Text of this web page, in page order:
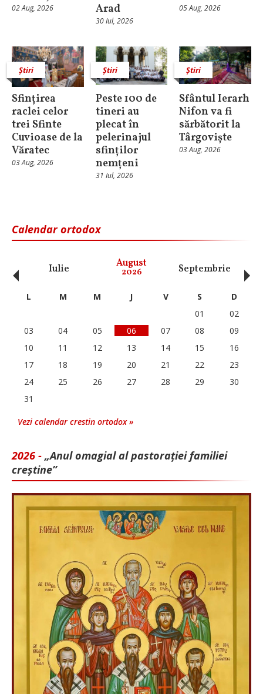
02 Aug, 2026
Arad
30 Iul, 2026
05 Aug, 2026
Știri
Sfințirea
raclei celor
trei Sfinte
Cuvioase de la
Văratec
03 Aug, 2026
Știri
Peste 100 de
tineri au
plecat în
pelerinajul
sfinților
nemțeni
31 Iul, 2026
Știri
Sfântul Ierarh
Nifon va fi
sărbătorit la
Târgoviște
03 Aug, 2026
Calendar ortodox
Iulie August
2026 Septembrie
‹ L M M J V S
D
01
02
03
04 05 06 07 08
09
10
11 12 13 14 15
16
17
18 19 20 21 22
23
24
25 26 27 28 29
30
31
Vezi calendar crestin ortodox »
2026 - „Anul omagial al pastorației familiei
creștine”